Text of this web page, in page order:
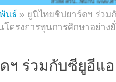
นธ์ » ยูนิไทยชิปยาร์ดฯ ร่ว
ครงการทุนการศึกษาอย่าง
ฯ ร่วมกับซียูอีแ